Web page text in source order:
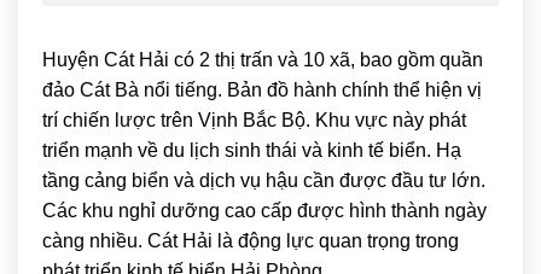
Huyện Cát Hải có 2 thị trấn và 10 xã, bao gồm quần
đảo Cát Bà nổi tiếng. Bản đồ hành chính thể hiện vị
trí chiến lược trên Vịnh Bắc Bộ. Khu vực này phát
triển mạnh về du lịch sinh thái và kinh tế biển. Hạ
tầng cảng biển và dịch vụ hậu cần được đầu tư lớn.
Các khu nghỉ dưỡng cao cấp được hình thành ngày
càng nhiều. Cát Hải là động lực quan trọng trong